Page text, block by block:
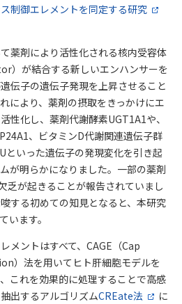
制御エレメントを同定する研究
薬剤により活性化される核内受容体
）が結合する新しいエンハンサーを
伝子の遺伝子発現を上昇させること
により、薬剤の摂取をきっかけにエ
性化し、薬剤代謝酵素UGT1A1や、
、ビタミンD代謝関連遺伝子群
といった遺伝子の発現変化を引き起
が明らかになりました。一部の薬剤
乏が起きることが報告されていまし
する初めての知見となると、本研究
います。
メントはすべて、CAGE（Cap
）法を用いてヒト肝細胞モデルを
これを効果的に処理することで高感
出するアルゴリズムCREate法
に